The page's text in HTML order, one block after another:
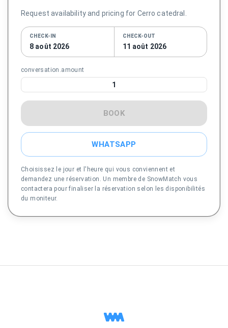
Request availability and pricing for Cerro catedral.
CHECK-IN
8 août 2026
CHECK-OUT
11 août 2026
conversation.amount
1
BOOK
WHATSAPP
Choisissez le jour et l'heure qui vous conviennent et
demandez une réservation. Un membre de SnowMatch vous
contactera pour finaliser la réservation selon les disponibilités
du moniteur.